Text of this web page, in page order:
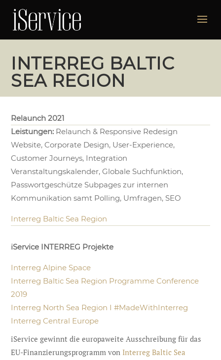
INTERREG BALTIC
SEA REGION
Relaunch 2021
Leistungen: Relaunch & Responsive Redesign
Website, Corporate Design, User-Experience,
Customer Journeys, Integration
Veranstaltungskalender, Globale Suchfunktion,
Passwortgeschütze Subpages zur internen
Kommunikation samt Polling, Umfragen, SEO
Interreg Baltic Sea Region
iService INTERREG Projekte
Interreg Alpine Space
Interreg Baltic Sea Region Programme Conference
2019
Interreg North Sea Region I #MadeWithInterreg
Interreg Central Europe
iService gewinnt die europaweite Ausschreibung für das
EU-Finanzierungsprogramm von Interreg Baltic Sea